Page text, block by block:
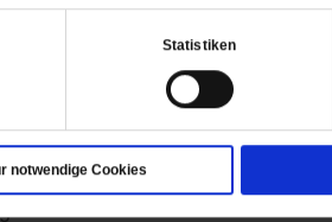
Statistiken
notwendige Cookies
Patientin. Auch ihre